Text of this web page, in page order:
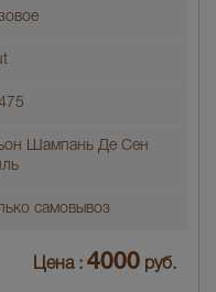
Шампань Де Сен
самовывоз
Цена : 4000 руб.